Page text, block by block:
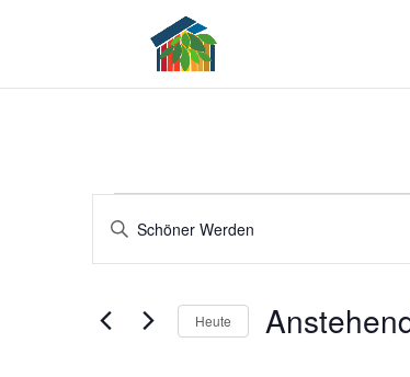
Suche
und
Navigation
Bitte
Suche
Heute